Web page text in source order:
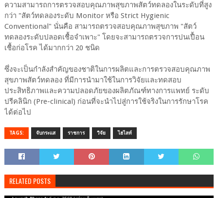
ความสามารถการตรวจสอบคุณภาพสุขภาพสัตว์ทดลองในระดับที่สูง
กว่า "สัตว์ทดลองระดับ Monitor หรือ Strict Hygienic
Conventional" นั่นคือ สามารถตรวจสอบคุณภาพสุขภาพ "สัตว์
ทดลองระดับปลอดเชื้อจำเพาะ" โดยจะสามารถตรวจการปนเปื้อน
เชื้อก่อโรค ได้มากกว่า 20 ชนิด
ซึ่งจะเป็นกำลังสำคัญของชาติในการผลิตและการตรวจสอบคุณภาพ
สุขภาพสัตว์ทดลอง ที่มีการนำมาใช้ในการวิจัยและทดสอบ
ประสิทธิภาพและความปลอดภัยของผลิตภัณฑ์ทางการแพทย์ ระดับ
ปรีคลินิก (Pre-clinical) ก่อนที่จะนำไปสู่การใช้จริงในการรักษาโรค
ได้ต่อไป
TAGS: จับกระแส ราชการ วิจัย ไฮไลท์
RELATED POSTS